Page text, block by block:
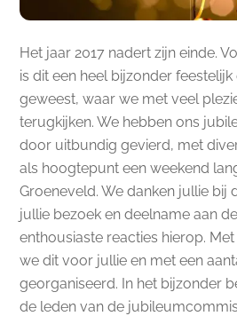
Het jaar 2017 nadert zijn einde.
is dit een heel bijzonder
geweest, waar we met veel
terugkijken. We hebben ons
door uitbundig gevierd, met
als hoogtepunt een weekend
Groeneveld. We danken jullie bij
jullie bezoek en deelname aan
enthousiaste reacties hierop.
we dit voor jullie en met een
georganiseerd. In het bijzonder
de leden van de